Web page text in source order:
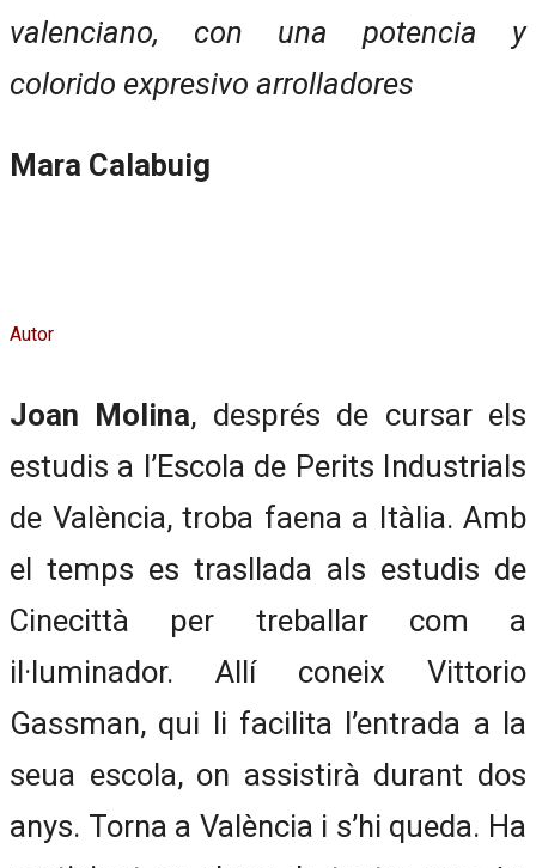
valenciano, con una potencia y
colorido expresivo arrolladores
Mara Calabuig
Autor
Joan Molina, després de cursar els
estudis a l’Escola de Perits Industrials
de València, troba faena a Itàlia. Amb
el temps es trasllada als estudis de
Cinecittà per treballar com a
il·luminador. Allí coneix Vittorio
Gassman, qui li facilita l’entrada a la
seua escola, on assistirà durant dos
anys. Torna a València i s’hi queda. Ha